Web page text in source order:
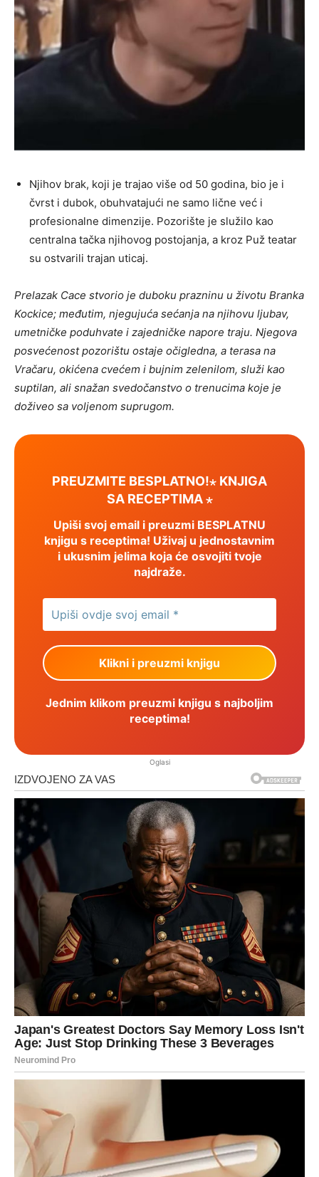
Njihov brak, koji je trajao više od 50 godina, bio je i
čvrst i dubok, obuhvatajući ne samo lične već i
profesionalne dimenzije. Pozorište je služilo kao
centralna tačka njihovog postojanja, a kroz Puž teatar
su ostvarili trajan uticaj.
Prelazak Cace stvorio je duboku prazninu u životu Branka
Kockice; međutim, njegujuća sećanja na njihovu ljubav,
umetničke poduhvate i zajedničke napore traju. Njegova
posvećenost pozorištu ostaje očigledna, a terasa na
Vračaru, okićena cvećem i bujnim zelenilom, služi kao
suptilan, ali snažan svedočanstvo o trenucima koje je
doživeo sa voljenom suprugom.
PREUZMITE BESPLATNO!⋆ KNJIGA
SA RECEPTIMA ⋆
Upiši svoj email i preuzmi BESPLATNU
knjigu s receptima! Uživaj u jednostavnim
i ukusnim jelima koja će osvojiti tvoje
najdraže.
Jednim klikom preuzmi knjigu s najboljim
receptima!
Oglasi